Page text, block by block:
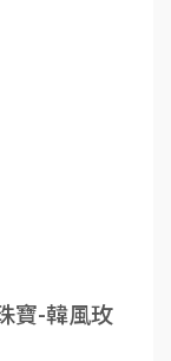
寶-韓風玫